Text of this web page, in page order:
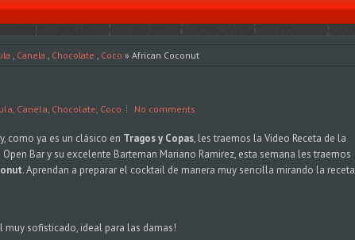
, Canela , Chocolate , Coco » African Coconut
, Canela, Chocolate, Coco No comments
como ya es un clásico en Tragos y Copas, les traemos la Video Receta de la
Bar y su excelente Barteman Mariano Ramirez, esta semana les traemos
. Aprendan a preparar el cocktail de manera muy sencilla mirando la receta
muy sofisticado, ideal para las damas!